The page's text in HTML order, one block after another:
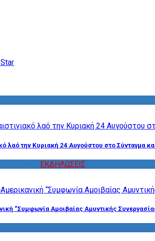
λαό την Κυριακή 24 Αυγούστου στο Σύνταγμα
ΕΚΔΗΛΩΣΕΙΣ
“Συμφωνία Αμοιβαίας Αμυντικής